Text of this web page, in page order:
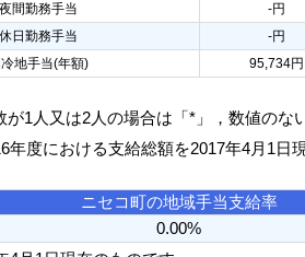
夜間勤務手当
-円
休日勤務手当
-円
地手当(年額)
95,734円
が1人又は2人の場合は「*」，数値のな
年度における支給総額を2017年4月1日
ニセコ町の地域手当支給率
0.00%